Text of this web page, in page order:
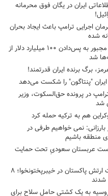
ایران در یگان فوق محرمانه
اجرایی ترامپ باعث ایجاد بحران
شده
ترامپ مجبور به پس‌دادن ۱۰۰ میلیارد دلار از
شد
برگ برنده ایران قدرتمند!
ایران "پنتاگون" را شکست می‌دهد
در پرونده حق‌السکوت، وزیر
شد
هم به ترکیه حمله کرد
نمی خواهیم طرفی در
منطقه باشیم
عربستان سعودیِ تحت حمایت
عملیات ارتش پاکستان در خیبرپختونخوا؛ ۸
شدند
به یک کشتی حامل سلاح برای